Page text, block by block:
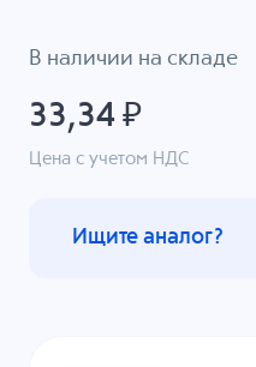
В наличии на складе
33,34 ₽
Цена с учетом НДС
Ищите аналог?